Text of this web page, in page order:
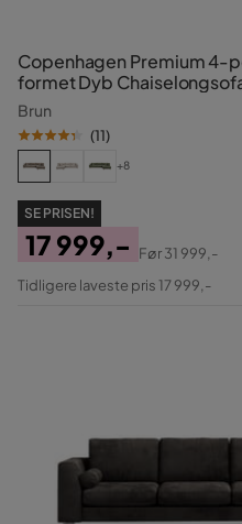
Copenhagen Premium 4-
formet Dyb
Brun
(11)
+8
SE PRISEN!
Pris
17 999,-
Original
Før31 999,-
Tidligere laveste pris 17 999,-